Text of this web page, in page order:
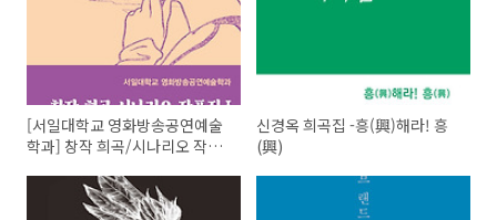
[서일대학교 영화방송공연예술
학과] 창작 희곡/시나리오 작품
신경옥 희곡집 -흥(興)해라! 흥
(興)